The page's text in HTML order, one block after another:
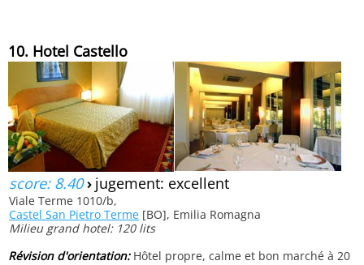
10. Hotel Castello
score: 8.40› jugement: excellent
Viale Terme 1010/b,
Castel San Pietro Terme [BO], Emilia Romagna
Milieu grand hotel: 120 lits
Révision d'orientation:Hôtel propre, calme et bon marché à 20